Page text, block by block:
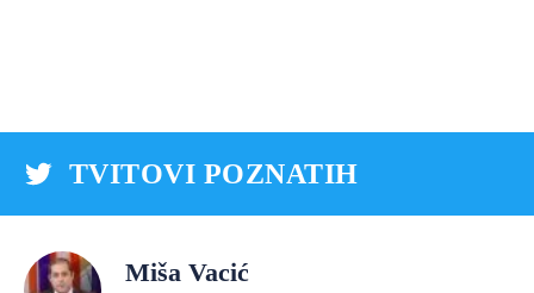
TVITOVI POZNATIH
Miša Vacić